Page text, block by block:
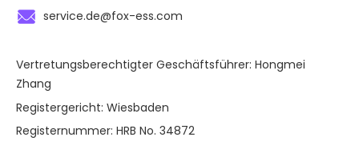
service.de@fox-ess.com
Vertretungsberechtigter Geschäftsführer: Hongmei
Zhang
Registergericht: Wiesbaden
Registernummer: HRB No. 34872